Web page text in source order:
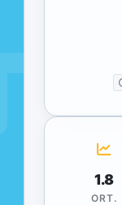
1.8
ORT.